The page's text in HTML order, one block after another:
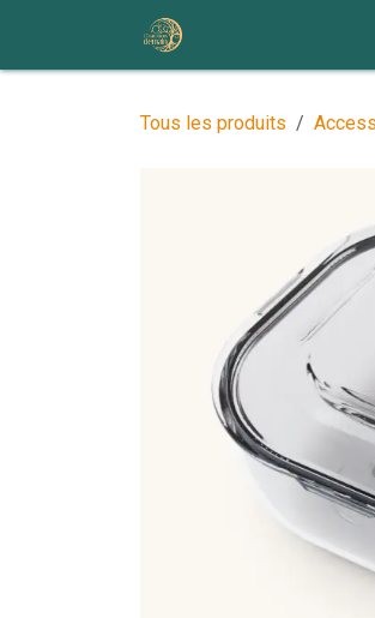
Se rendre au contenu
Tous les produits